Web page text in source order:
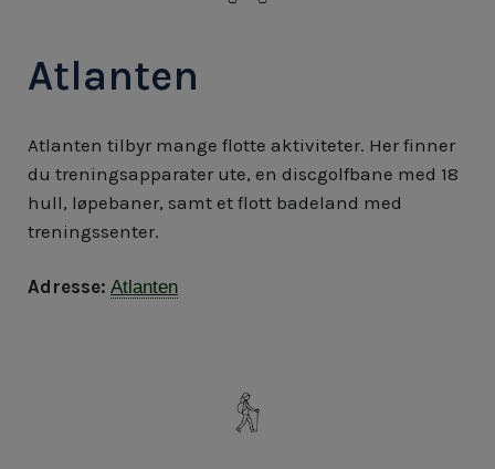
Atlanten
Atlanten tilbyr mange flotte aktiviteter. Her finner
du treningsapparater ute, en discgolfbane med 18
hull, løpebaner, samt et flott badeland med
treningssenter.
Adresse: Atlanten